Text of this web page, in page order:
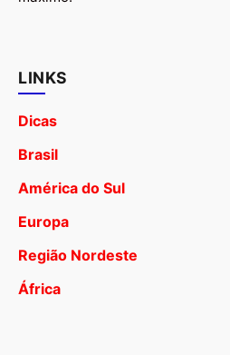
LINKS
Dicas
Brasil
América do Sul
Europa
Região Nordeste
África